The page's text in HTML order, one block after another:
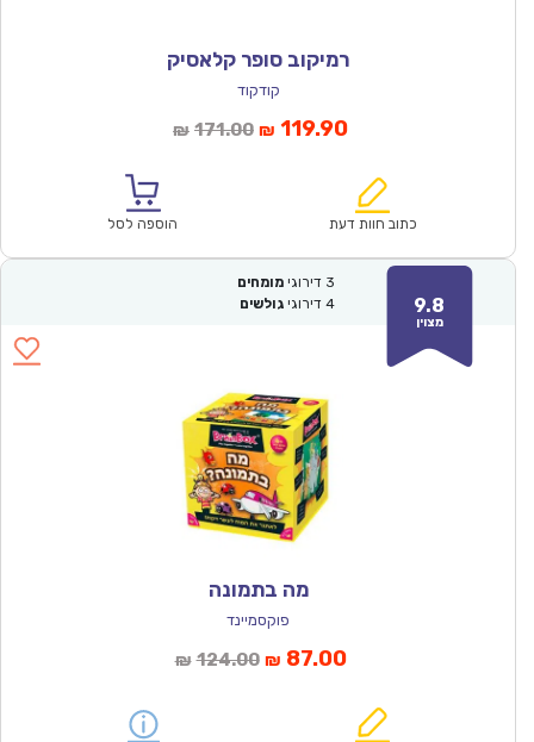
רמיקוב סופר קלאסיק
קודקוד
₪ 171.00המחיר
₪171.00.
₪ 119.90המחיר
הוא:
כתוב חוות דעת הוספה לסל
9.8
מצוין
3 דירוגי מומחים
4 דירוגי גולשים
מה בתמונה
פוקסמיינד
₪ 124.00המחיר
₪ 87.00המחיר
הוא: